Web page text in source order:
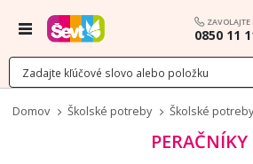
Menu
0850 11
Domov Školské potreby Školské
PERAČNÍKY